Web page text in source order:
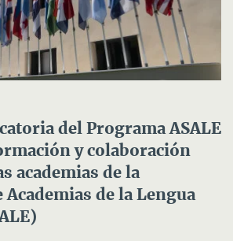
del Programa ASALE
y colaboración
academias de la
Academias de la Lengua